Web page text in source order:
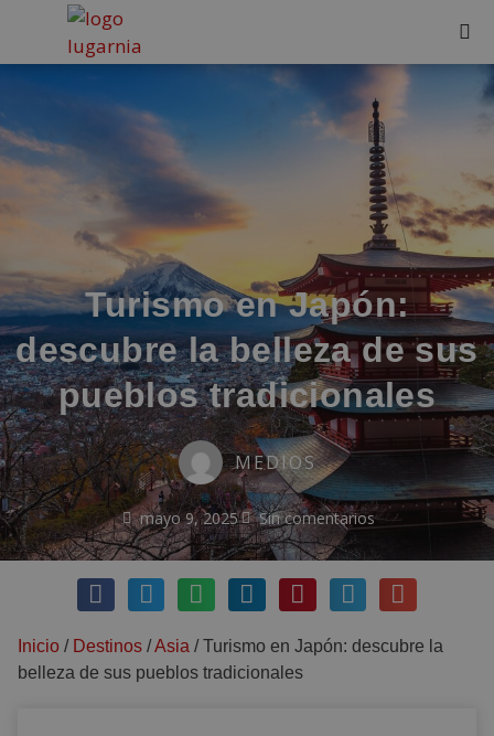
Turismo en Japón:
descubre la belleza de sus
pueblos tradicionales
MEDIOS
mayo 9, 2025 Sin comentarios
Inicio / Destinos /Asia /Turismo en Japón: descubre la
belleza de sus pueblos tradicionales